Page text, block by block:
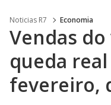
Noticias R7 Economia
Vendas
queda
fevereiro,